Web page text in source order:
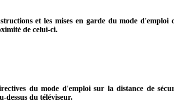
et les mises en garde du mode
de celui-ci.
du mode d'emploi sur la distance de
dessus du téléviseur.